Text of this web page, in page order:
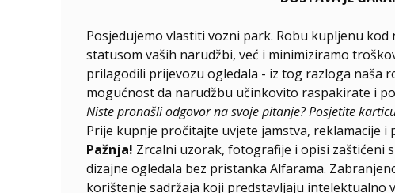
Posjedujemo vlastiti vozni park. Robu kupljenu
statusom vaših narudžbi, već i minimiziramo
prilagodili prijevozu ogledala - iz tog razloga naša
mogućnost da narudžbu učinkovito raspakirate i
Niste pronašli odgovor na svoje pitanje? Posjetite
Prije kupnje pročitajte uvjete jamstva, reklamacije i
Pažnja! Zrcalni uzorak, fotografije i opisi zaštićeni
dizajne ogledala bez pristanka Alfarama.
korištenje sadržaja koji predstavljaju intelektualno